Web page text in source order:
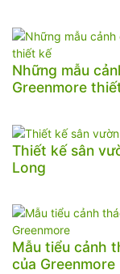
Những mẫu
Greenmore
Thiết kế sân
Long
Mẫu tiểu cảnh
của Greenmore